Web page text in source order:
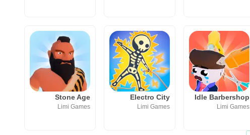
Idle Barbershop
Limi Games
Electro City
Limi Games
Stone Age
Limi Games